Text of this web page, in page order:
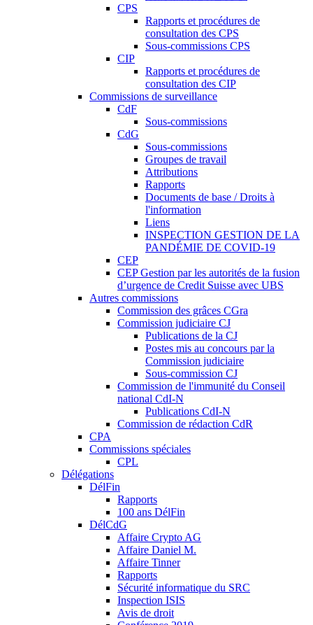
CPS
Rapports et procédures de
consultation des CPS
Sous-commissions CPS
CIP
Rapports et procédures de
consultation des CIP
Commissions de surveillance
CdF
Sous-commissions
CdG
Sous-commissions
Groupes de travail
Attributions
Rapports
Documents de base / Droits à
l'information
Liens
INSPECTION GESTION DE LA
PANDÉMIE DE COVID-19
CEP
CEP Gestion par les autorités de la fusion
d’urgence de Credit Suisse avec UBS
Autres commissions
Commission des grâces CGra
Commission judiciaire CJ
Publications de la CJ
Postes mis au concours par la
Commission judiciaire
Sous-commission CJ
Commission de l'immunité du Conseil
national CdI-N
Publications CdI-N
Commission de rédaction CdR
CPA
Commissions spéciales
CPL
Délégations
DélFin
Rapports
100 ans DélFin
DélCdG
Affaire Crypto AG
Affaire Daniel M.
Affaire Tinner
Rapports
Sécurité informatique du SRC
Inspection ISIS
Avis de droit